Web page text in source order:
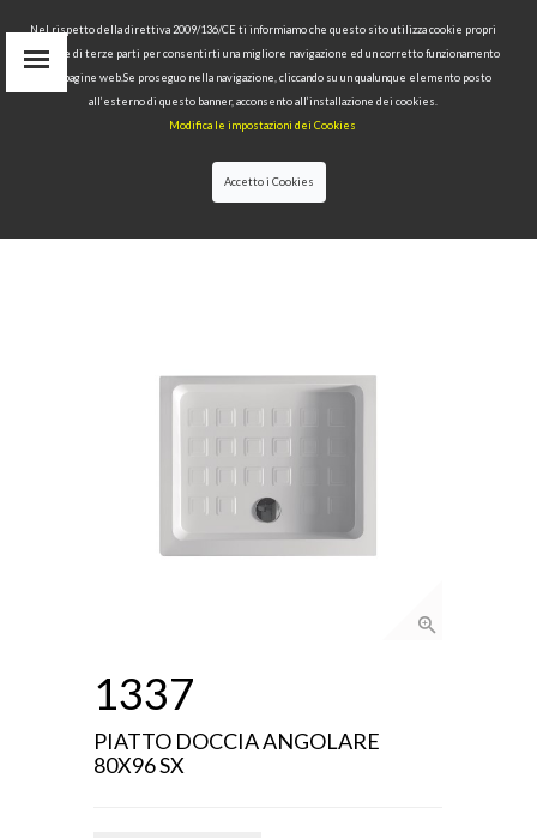
Area Riservata
COLLEZIONI >> RETRÒ
1337
PIATTO DOCCIA ANGOLARE
80X96 SX
Nel rispetto della direttiva 2009/136/CE ti informiamo che questo sito utilizza cookie propri
tecnici e di terze parti per consentirti una migliore navigazione ed un corretto funzionamento
delle pagine web.Se proseguo nella navigazione, cliccando su un qualunque elemento posto
all’esterno di questo banner, acconsento all’installazione dei cookies.
Modifica le impostazioni dei Cookies
Accetto i Cookies